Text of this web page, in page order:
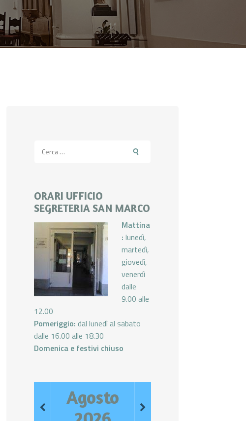
per:
ORARI UFFICIO
SEGRETERIA SAN MARCO
Mattina
: lunedì,
martedì,
giovedì,
venerdì
dalle
9.00 alle
12.00
Pomeriggio: dal lunedì al sabato
dalle 16.00 alle 18.30
Domenica e festivi chiuso
Agosto